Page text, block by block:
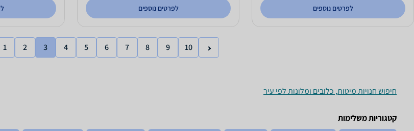
לפרטים נוספים
לפרטים נוספים
1 2 3 4 5 6 7 8 9 10
חיפוש חנויות מיטות, כלובים ומלונות לפי עיר
קטגוריות משלימות